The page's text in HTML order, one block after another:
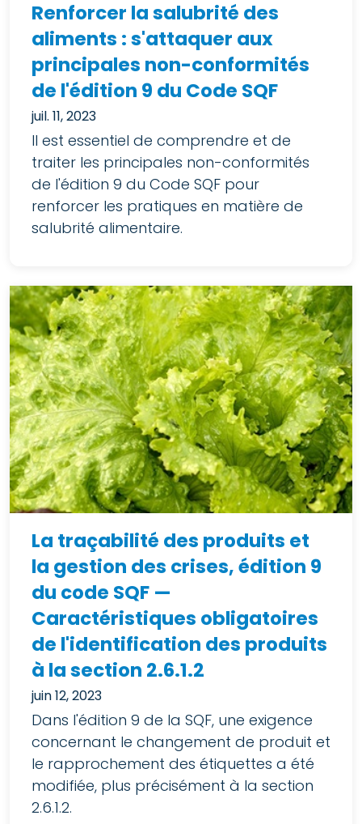
Renforcer la salubrité des
aliments : s'attaquer aux
principales non-conformités
de l'édition 9 du Code SQF
juil. 11, 2023
Il est essentiel de comprendre et de
traiter les principales non-conformités
de l'édition 9 du Code SQF pour
renforcer les pratiques en matière de
salubrité alimentaire.
La traçabilité des produits et
la gestion des crises, édition 9
du code SQF —
Caractéristiques obligatoires
de l'identification des produits
à la section 2.6.1.2
juin 12, 2023
Dans l'édition 9 de la SQF, une exigence
concernant le changement de produit et
le rapprochement des étiquettes a été
modifiée, plus précisément à la section
2.6.1.2.